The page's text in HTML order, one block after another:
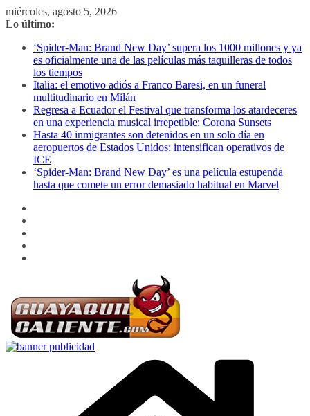
Saltar
al
miércoles, agosto 5, 2026
Lo último:
‘Spider-Man: Brand New Day’ supera los 1000 millones y ya
es oficialmente una de las películas más taquilleras de todos
los tiempos
Italia: el emotivo adiós a Franco Baresi, en un funeral
multitudinario en Milán
Regresa a Ecuador el Festival que transforma los atardeceres
en una experiencia musical irrepetible: Corona Sunsets
Hasta 40 inmigrantes son detenidos en un solo día en
aeropuertos de Estados Unidos; intensifican operativos de
ICE
‘Spider-Man: Brand New Day’ es una película estupenda
hasta que comete un error demasiado habitual en Marvel